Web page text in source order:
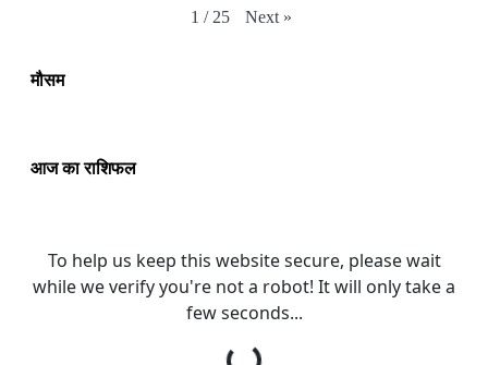
1 / 25 Next »
मौसम
आज का राशिफल